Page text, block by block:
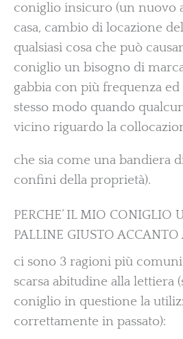
coniglio insicuro (un nuovo
casa, cambio di locazione
qualsiasi cosa che può
coniglio un bisogno di
gabbia con più frequenza
stesso modo quando
vicino riguardo la
che sia come una bandiera
confini della proprietà).
PERCHE’ IL MIO CONIGLIO
PALLINE GIUSTO ACCANTO
ci sono 3 ragioni più
scarsa abitudine alla lettiera
coniglio in questione la
correttamente in passato):